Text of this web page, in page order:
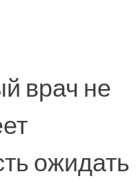
врач не
ожидать